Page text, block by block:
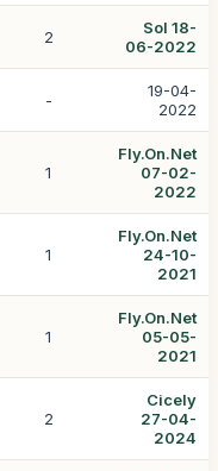
2
Sol 18-
06-2022
-
19-04-
2022
1
Fly.On.Net
07-02-
2022
1
Fly.On.Net
24-10-
2021
1
Fly.On.Net
05-05-
2021
2
Cicely
27-04-
2024